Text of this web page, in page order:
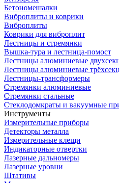
Бетономешалки
Виброплиты и коврики
Виброплиты
Коврики для виброплит
Лестницы и стремянки
Вышка-тура и лестница-помост
Лестницы алюминиевые
Лестницы алюминиевые
Лестницы-трансформеры
Стремянки алюминиевые
Стремянки стальные
Стеклодомкраты и вакуумные
Инструменты
Измерительные приборы
Детекторы металла
Измерительные клещи
Индикаторные отвертки
Лазерные дальномеры
Лазерные уровни
Штативы